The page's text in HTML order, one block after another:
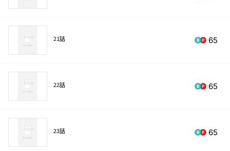
21話 65
22話 65
23話 65